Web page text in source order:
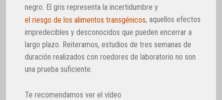
negro. El gris representa la incertidumbre y
el riesgo de los alimentos transgénicos, aquellos efectos
impredecibles y desconocidos que pueden encerrar a
largo plazo. Reiteramos, estudios de tres semanas de
duración realizados con roedores de laboratorio no son
una prueba suficiente.
Te recomendamos ver el vídeo